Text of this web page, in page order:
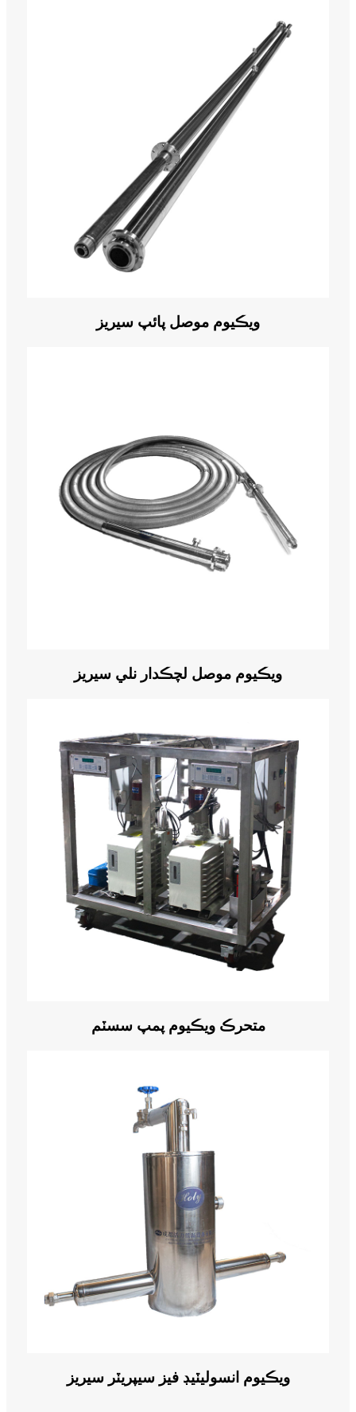
ويڪيوم موصل پائپ سيريز
ويڪيوم موصل لچڪدار نلي سيريز
متحرڪ ويڪيوم پمپ سسٽم
ويڪيوم انسوليٽيڊ فيز سيپريٽر سيريز